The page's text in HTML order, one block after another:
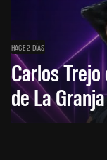
HACE 2 DÍAS
Carlos
de La